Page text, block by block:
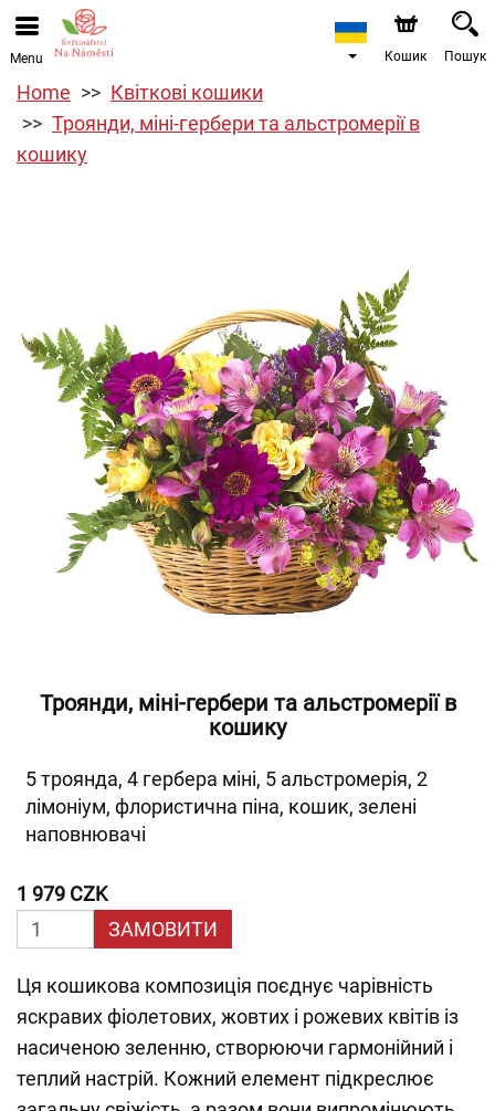
Menu Кошик Пошук
Home
Квіткові кошики
Троянди, міні-гербери та альстромерії в
кошику
Троянди, міні-гербери та альстромерії в
кошику
5 троянда, 4 гербера міні, 5 альстромерія, 2
лімоніум, флористична піна, кошик, зелені
наповнювачі
1 979 CZK
ЗАМОВИТИ
Ця кошикова композиція поєднує чарівність
яскравих фіолетових, жовтих і рожевих квітів із
насиченою зеленню, створюючи гармонійний і
теплий настрій. Кожний елемент підкреслює